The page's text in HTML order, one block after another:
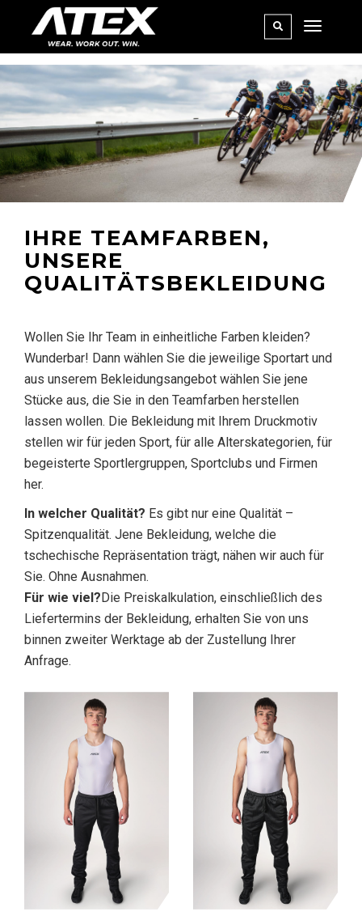
IHRE TEAMFARBEN,
UNSERE
QUALITÄTSBEKLEIDUNG
Wollen Sie Ihr Team in einheitliche Farben kleiden?
Wunderbar! Dann wählen Sie die jeweilige Sportart und
aus unserem Bekleidungsangebot wählen Sie jene
Stücke aus, die Sie in den Teamfarben herstellen
lassen wollen. Die Bekleidung mit Ihrem Druckmotiv
stellen wir für jeden Sport, für alle Alterskategorien, für
begeisterte Sportlergruppen, Sportclubs und Firmen
her.
In welcher Qualität? Es gibt nur eine Qualität –
Spitzenqualität. Jene Bekleidung, welche die
tschechische Repräsentation trägt, nähen wir auch für
Sie. Ohne Ausnahmen.
Für wie viel? Die Preiskalkulation, einschließlich des
Liefertermins der Bekleidung, erhalten Sie von uns
binnen zweiter Werktage ab der Zustellung Ihrer
Anfrage.